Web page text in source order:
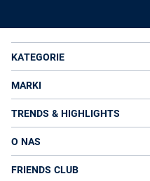
KATEGORIE
MARKI
TRENDS & HIGHLIGHTS
O NAS
FRIENDS CLUB